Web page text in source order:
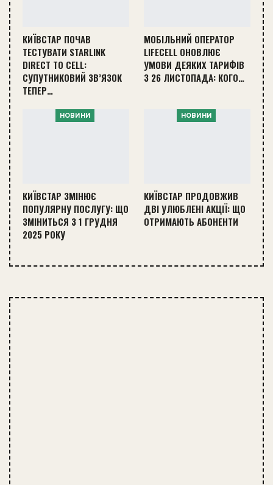
КИЇВСТАР ПОЧАВ
ТЕСТУВАТИ STARLINK
DIRECT TO CELL:
СУПУТНИКОВИЙ ЗВ’ЯЗОК
ТЕПЕР…
МОБІЛЬНИЙ ОПЕРАТОР
LIFECELL ОНОВЛЮЄ
УМОВИ ДЕЯКИХ ТАРИФІВ
З 26 ЛИСТОПАДА: КОГО…
НОВИНИ
КИЇВСТАР ЗМІНЮЄ
ПОПУЛЯРНУ ПОСЛУГУ: ЩО
ЗМІНИТЬСЯ З 1 ГРУДНЯ
2025 РОКУ
НОВИНИ
КИЇВСТАР ПРОДОВЖИВ
ДВІ УЛЮБЛЕНІ АКЦІЇ: ЩО
ОТРИМАЮТЬ АБОНЕНТИ